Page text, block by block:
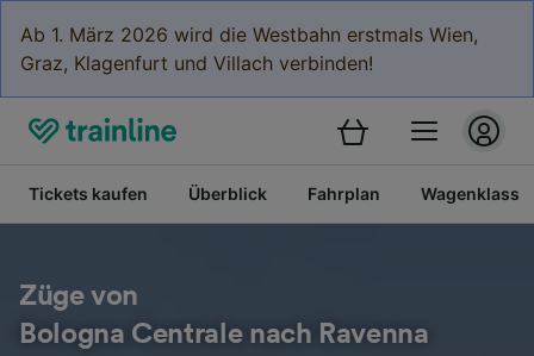
Ab 1. März 2026 wird die Westbahn erstmals Wien,
Graz, Klagenfurt und Villach verbinden!
Tickets kaufen Überblick Fahrplan
Züge von
Bologna Centrale nach Ravenna